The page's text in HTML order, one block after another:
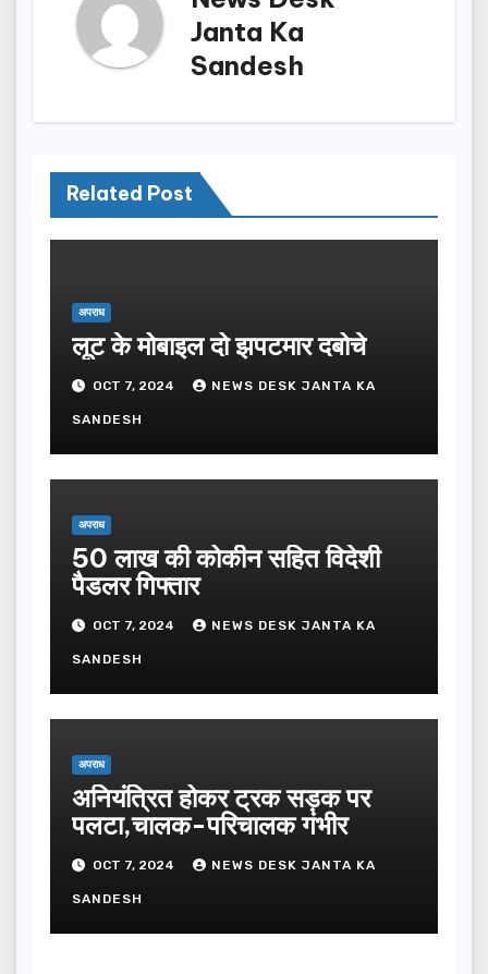
Janta Ka
Sandesh
Related Post
अपराध
लूट के मोबाइल दो झपटमार दबोचे
OCT 7, 2024 NEWS DESK JANTA KA
SANDESH
अपराध
50 लाख की कोकीन सहित विदेशी
पैडलर गिफ्तार
OCT 7, 2024 NEWS DESK JANTA KA
SANDESH
अपराध
अनियंत्रित होकर ट्रक सड़क पर
पलटा,चालक-परिचालक गंभीर
OCT 7, 2024 NEWS DESK JANTA KA
SANDESH